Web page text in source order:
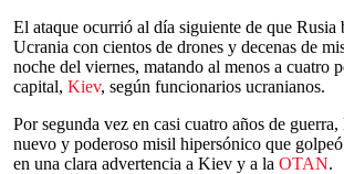
El ataque ocurrió al día siguiente de que Rusia
Ucrania con cientos de drones y decenas de
noche del viernes, matando al menos a cuatro
capital, Kiev, según funcionarios ucranianos.
Por segunda vez en casi cuatro años de
nuevo y poderoso misil hipersónico que
en una clara advertencia a Kiev y a la OTAN.